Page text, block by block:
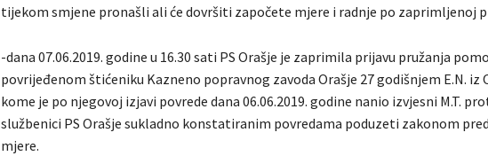
tijekom smjene pronašli ali će dovršiti započete mjere i radnje po zaprimljenoj
-dana 07.06.2019. godine u 16.30 sati PS Orašje je zaprimila prijavu pružanja
povrijeđenom štićeniku Kazneno popravnog zavoda Orašje 27 godišnjem E.N. iz
kome je po njegovoj izjavi povrede dana 06.06.2019. godine nanio izvjesni M.T.
službenici PS Orašje sukladno konstatiranim povredama poduzeti zakonom
mjere.